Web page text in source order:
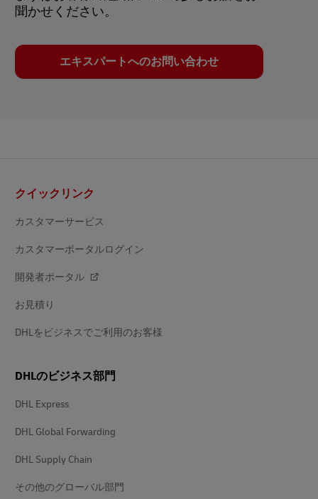
聞かせください。
エキスパートへのお問い合わせ
ッ
クイックリンク
カスタマーサービス
カスタマーポータルログイン
開発者ポータル
お見積り
DHLをビジネスでご利用のお客様
DHLのビジネス部門
DHL Express
DHL Global Forwarding
DHL Supply Chain
その他のグローバル部門